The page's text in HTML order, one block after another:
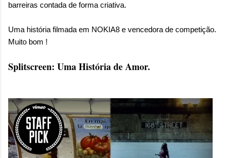
já não representa o país que temos. E ainda
para as nossas casas, para as nossas cidades e
para o sistema de saúde. Eu costumo pensar que
onde queremos envelhecer? A resposta da
barreiras contada de forma criativa.
Uma história filmada em NOKIA8 e vencedora de competição.
Muito bom !
Splitscreen: Uma História de Amor.